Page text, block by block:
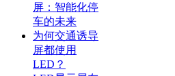
屏：智能化停
车的未来
为何交通诱导
屏都使用
LED？